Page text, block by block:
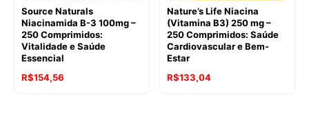
Source Naturals
Niacinamida B-3 100mg –
250 Comprimidos:
Vitalidade e Saúde
Essencial
O
R$154,56
Nature’s Life Niacina
(Vitamina B3) 250 mg –
250 Comprimidos: Saúde
Cardiovascular e Bem-
Estar
O
R$133,04O